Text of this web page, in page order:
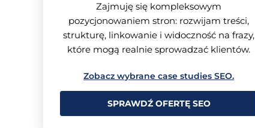
Zajmuję się kompleksowym
pozycjonowaniem stron: rozwijam treści,
strukturę, linkowanie i widoczność na frazy,
które mogą realnie sprowadzać klientów.
Zobacz wybrane case studies SEO.
SPRAWDŹ OFERTĘ SEO